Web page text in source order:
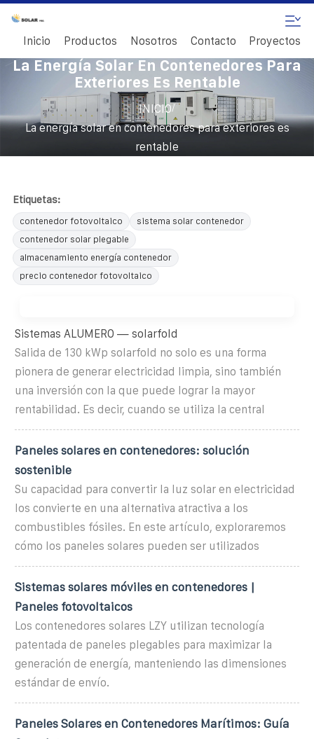
Inicio Productos Nosotros Contacto Proyectos
La Energía Solar En Contenedores Para
Exteriores Es Rentable
INICIO/
La energía solar en contenedores para exteriores es
rentable
Etiquetas:
contenedor fotovoltaico
sistema solar contenedor
contenedor solar plegable
almacenamiento energía contenedor
precio contenedor fotovoltaico
Sistemas ALUMERO — solarfold
Salida de 130 kWp solarfold no solo es una forma
pionera de generar electricidad limpia, sino también
una inversión con la que puede lograr la mayor
rentabilidad. Es decir, cuando se utiliza la central
Paneles solares en contenedores: solución
sostenible
Su capacidad para convertir la luz solar en electricidad
los convierte en una alternativa atractiva a los
combustibles fósiles. En este artículo, exploraremos
cómo los paneles solares pueden ser utilizados
Sistemas solares móviles en contenedores |
Paneles fotovoltaicos
Los contenedores solares LZY utilizan tecnología
patentada de paneles plegables para maximizar la
generación de energía, manteniendo las dimensiones
estándar de envío.
Paneles Solares en Contenedores Marítimos: Guía